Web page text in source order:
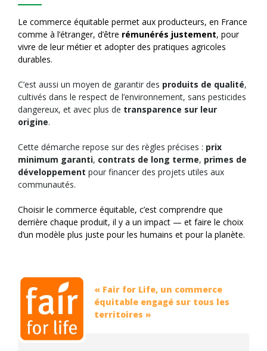
Le commerce équitable permet aux producteurs, en France
comme à l’étranger, d’être rémunérés justement, pour
vivre de leur métier et adopter des pratiques agricoles
durables.
C’est aussi un moyen de garantir des produits de qualité,
cultivés dans le respect de l’environnement, sans pesticides
dangereux, et avec plus de transparence sur leur
origine.
Cette démarche repose sur des règles précises : prix
minimum garanti, contrats de long terme, primes de
développement pour financer des projets utiles aux
communautés.
Choisir le commerce équitable, c’est comprendre que
derrière chaque produit, il y a un impact — et faire le choix
d’un modèle plus juste pour les humains et pour la planète.
« Fair for Life, un commerce
équitable engagé sur tous les
territoires »